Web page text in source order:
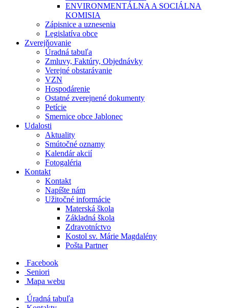
ENVIRONMENTÁLNA A SOCIÁLNA
KOMISIA
Zápisnice a uznesenia
Legislatíva obce
Zverejňovanie
Úradná tabuľa
Zmluvy, Faktúry, Objednávky
Verejné obstarávanie
VZN
Hospodárenie
Ostatné zverejnené dokumenty
Petície
Smernice obce Jablonec
Udalosti
Aktuality
Smútočné oznamy
Kalendár akcií
Fotogaléria
Kontakt
Kontakt
Napíšte nám
Užitočné informácie
Materská škola
Základná škola
Zdravotníctvo
Kostol sv. Márie Magdalény
Pošta Partner
Facebook
Seniori
Mapa webu
Úradná tabuľa